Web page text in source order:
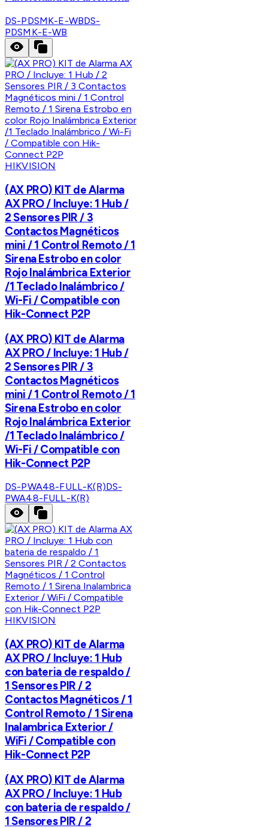
DS-PDSMK-E-WBDS-
PDSMK-E-WB
HIKVISION
(AX PRO) KIT de Alarma
AX PRO / Incluye: 1 Hub /
2 Sensores PIR / 3
Contactos Magnéticos
mini / 1 Control Remoto / 1
Sirena Estrobo en color
Rojo Inalámbrica Exterior
/1 Teclado Inalámbrico /
Wi-Fi / Compatible con
Hik-Connect P2P
(AX PRO) KIT de Alarma
AX PRO / Incluye: 1 Hub /
2 Sensores PIR / 3
Contactos Magnéticos
mini / 1 Control Remoto / 1
Sirena Estrobo en color
Rojo Inalámbrica Exterior
/1 Teclado Inalámbrico /
Wi-Fi / Compatible con
Hik-Connect P2P
DS-PWA48-FULL-K(R)DS-
PWA48-FULL-K(R)
HIKVISION
(AX PRO) KIT de Alarma
AX PRO / Incluye: 1 Hub
con bateria de respaldo /
1 Sensores PIR / 2
Contactos Magnéticos / 1
Control Remoto / 1 Sirena
Inalambrica Exterior /
WiFi / Compatible con
Hik-Connect P2P
(AX PRO) KIT de Alarma
AX PRO / Incluye: 1 Hub
con bateria de respaldo /
1 Sensores PIR / 2